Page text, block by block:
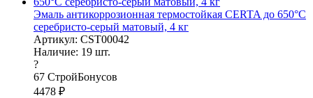
Эмаль антикоррозионная термостойкая CERTA до 650°С
серебристо-серый матовый, 4 кг
Артикул: CST00042
Наличие: 19 шт.
?
67 СтройБонусов
4478 ₽